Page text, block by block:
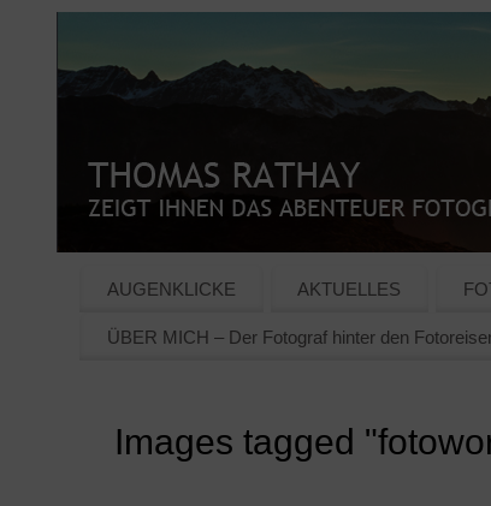
AUGENKLICKE AKTUELLES
ÜBER MICH – Der Fotograf hinter den
Images tagged